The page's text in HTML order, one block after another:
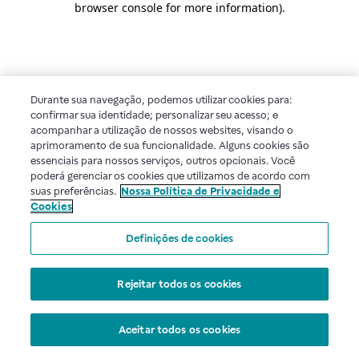
browser console for more information).
Durante sua navegação, podemos utilizar cookies para:
confirmar sua identidade; personalizar seu acesso; e
acompanhar a utilização de nossos websites, visando o
aprimoramento de sua funcionalidade. Alguns cookies são
essenciais para nossos serviços, outros opcionais. Você
poderá gerenciar os cookies que utilizamos de acordo com
suas preferências. Nossa Política de Privacidade e
Cookies
Definições de cookies
Rejeitar todos os cookies
Aceitar todos os cookies